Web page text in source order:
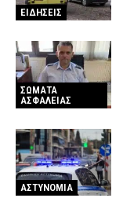
ΕΙΔΗΣΕΙΣ
ΣΩΜΑΤΑ
ΑΣΦΑΛΕΙΑΣ
ΑΣΤΥΝΟΜΙΑ